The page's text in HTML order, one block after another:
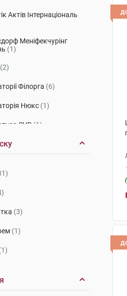
Актів Інтернаціональ
Меніфекчурінг
(1)
(2)
Філорга (6)
Нюкс (1)
SVR (1)
(3)
(1)